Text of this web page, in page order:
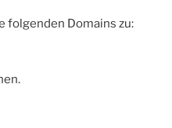
folgenden Domains zu: